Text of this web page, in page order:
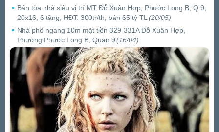
Bán tòa nhà siêu vị trí MT Đỗ Xuân Hợp, Phước Long B, Q 9,
20x16, 6 tầng, HĐT: 300tr/th, bán 65 tỷ TL (20/05)
Nhà phố ngang 10m mặt tiền 329-331A Đỗ Xuân Hợp,
Phường Phước Long B, Quận 9(16/04)